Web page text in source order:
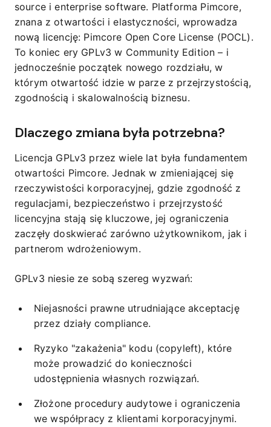
source i enterprise software. Platforma Pimcore,
znana z otwartości i elastyczności, wprowadza
nową licencję: Pimcore Open Core License (POCL).
To koniec ery GPLv3 w Community Edition – i
jednocześnie początek nowego rozdziału, w
którym otwartość idzie w parze z przejrzystością,
zgodnością i skalowalnością biznesu.
Dlaczego zmiana była potrzebna?
Licencja GPLv3 przez wiele lat była fundamentem
otwartości Pimcore. Jednak w zmieniającej się
rzeczywistości korporacyjnej, gdzie zgodność z
regulacjami, bezpieczeństwo i przejrzystość
licencyjna stają się kluczowe, jej ograniczenia
zaczęły doskwierać zarówno użytkownikom, jak i
partnerom wdrożeniowym.
GPLv3 niesie ze sobą szereg wyzwań:
Niejasności prawne utrudniające akceptację
przez działy compliance.
Ryzyko "zakażenia" kodu (copyleft), które
może prowadzić do konieczności
udostępnienia własnych rozwiązań.
Złożone procedury audytowe i ograniczenia
we współpracy z klientami korporacyjnymi.